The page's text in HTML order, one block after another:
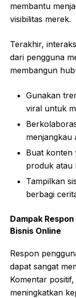
membantu
visibilitas merek.
Terakhir,
dari pengguna
membangun
Gunakan
viral untuk
menjangkau
Buat konten
produk atau
Tampilkan
berbagi
Dampak
Bisnis Online
Respon
dapat sangat
Komentar positif,
meningkatkan